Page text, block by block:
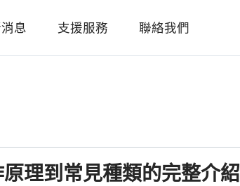
息 支援服務 聯絡我們
理到常見種類的完整介紹